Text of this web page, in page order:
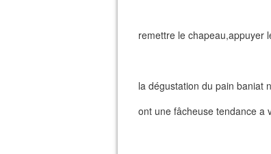
remettre le chapeau,appuyer
la dégustation du pain baniat
ont une fâcheuse tendance a